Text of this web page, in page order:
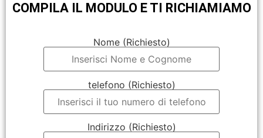
COMPILA IL MODULO E TI RICHIAMIAMO
Nome (Richiesto)
telefono (Richiesto)
Indirizzo (Richiesto)